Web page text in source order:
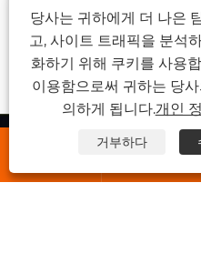
제품

당사는 귀하에게 더 나은
고, 사이트 트래픽을 분석
화하기 위해 쿠키를 사용
이용함으로써 귀하는 당
의하게 됩니다.개인
거부하다